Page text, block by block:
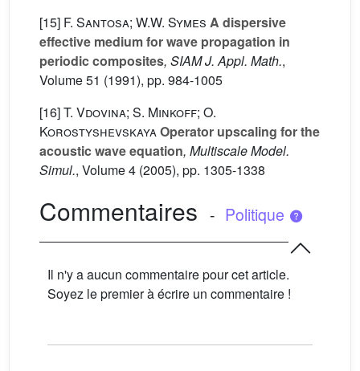
[15] F. Santosa; W.W. Symes A dispersive
effective medium for wave propagation in
periodic composites, SIAM J. Appl. Math.,
Volume 51 (1991), pp. 984-1005
[16]T. Vdovina; S. Minkoff; O.
KorostyshevskayaOperator upscaling for the
acoustic wave equation, Multiscale Model.
Simul., Volume 4 (2005), pp. 1305-1338
Commentaires - Politique
Il n'y a aucun commentaire pour cet article.
Soyez le premier à écrire un commentaire !